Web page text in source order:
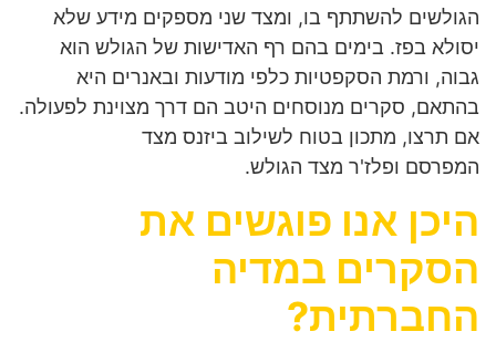
הגולשים להשתתף בו, ומצד שני מספקים מידע שלא
יסולא בפז. בימים בהם רף האדישות של הגולש הוא
גבוה, ורמת הסקפטיות כלפי מודעות ובאנרים היא
בהתאם, סקרים מנוסחים היטב הם דרך מצוינת לפעולה.
אם תרצו, מתכון בטוח לשילוב ביזנס מצד
המפרסם ופלז'ר מצד הגולש.
היכן אנו פוגשים את
הסקרים במדיה
החברתית?